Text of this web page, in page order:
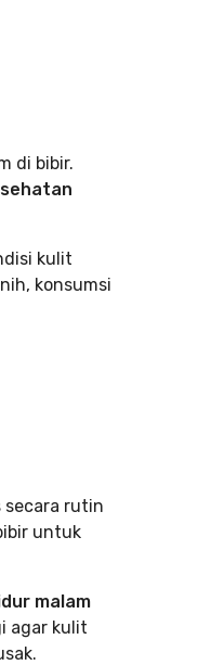
di bibir.
kulit
konsumsi
secara rutin
untuk
malam
agar kulit